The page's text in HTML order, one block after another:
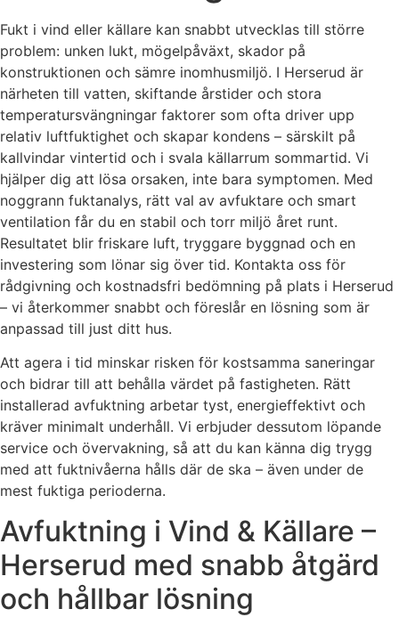
Fukt i vind eller källare kan snabbt utvecklas till större
problem: unken lukt, mögelpåväxt, skador på
konstruktionen och sämre inomhusmiljö. I Herserud är
närheten till vatten, skiftande årstider och stora
temperatursvängningar faktorer som ofta driver upp
relativ luftfuktighet och skapar kondens – särskilt på
kallvindar vintertid och i svala källarrum sommartid. Vi
hjälper dig att lösa orsaken, inte bara symptomen. Med
noggrann fuktanalys, rätt val av avfuktare och smart
ventilation får du en stabil och torr miljö året runt.
Resultatet blir friskare luft, tryggare byggnad och en
investering som lönar sig över tid. Kontakta oss för
rådgivning och kostnadsfri bedömning på plats i Herserud
– vi återkommer snabbt och föreslår en lösning som är
anpassad till just ditt hus.
Att agera i tid minskar risken för kostsamma saneringar
och bidrar till att behålla värdet på fastigheten. Rätt
installerad avfuktning arbetar tyst, energieffektivt och
kräver minimalt underhåll. Vi erbjuder dessutom löpande
service och övervakning, så att du kan känna dig trygg
med att fuktnivåerna hålls där de ska – även under de
mest fuktiga perioderna.
Avfuktning i Vind & Källare –
Herserud med snabb åtgärd
och hållbar lösning